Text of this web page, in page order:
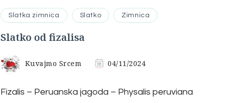
Slatka zimnica Slatko Zimnica
Slatko od fizalisa
Kuvajmo Srcem 04/11/2024
Fizalis – Peruanska jagoda – Physalis peruviana